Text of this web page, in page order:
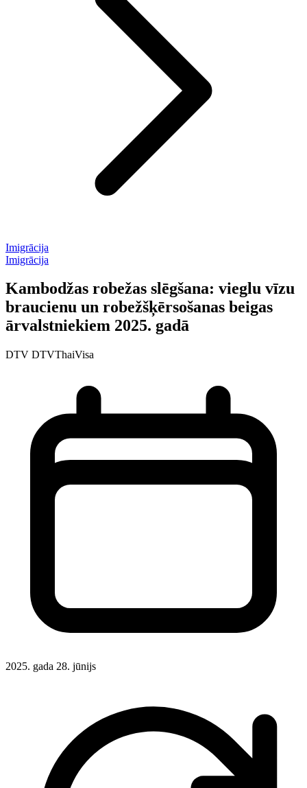
Imigrācija
Imigrācija
Kambodžas robežas slēgšana: vieglu vīzu
braucienu un robežšķērsošanas beigas
ārvalstniekiem 2025. gadā
DTV DTVThaiVisa
2025. gada 28. jūnijs